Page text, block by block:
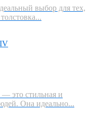
выбор для тех,
это стильная и
Она идеально...